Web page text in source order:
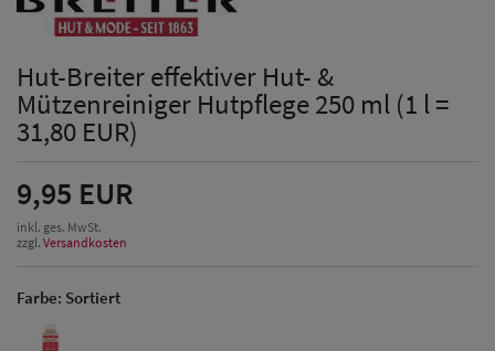
Hut-Breiter effektiver Hut- &
Mützenreiniger Hutpflege 250 ml (1 l =
31,80 EUR)
9,95 EUR
inkl. ges. MwSt.
zzgl. Versandkosten
Farbe: Sortiert